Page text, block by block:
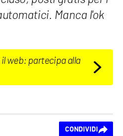
Manca l'ok
web: partecipa alla
CONDIVIDI